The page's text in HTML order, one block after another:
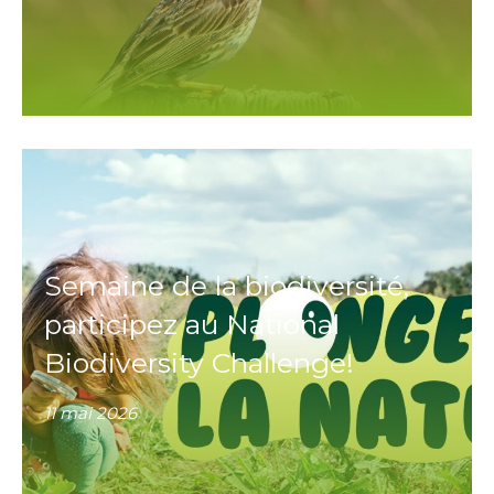
Semaine de la biodiversité,
participez au National
Biodiversity Challenge!
11 mai 2026